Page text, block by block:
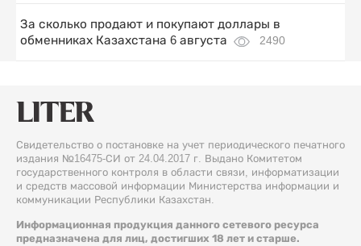
За сколько продают и покупают доллары в
обменниках Казахстана 6 августа
2490
Свидетельство о постановке на учет периодического печатного
издания №16475-СИ от 24.04.2017 г. Выдано Комитетом
государственного контроля в области связи, информатизации
и средств массовой информации Министерства информации и
коммуникации Республики Казахстан.
Информационная продукция данного сетевого ресурса
предназначена для лиц, достигших 18 лет и старше.